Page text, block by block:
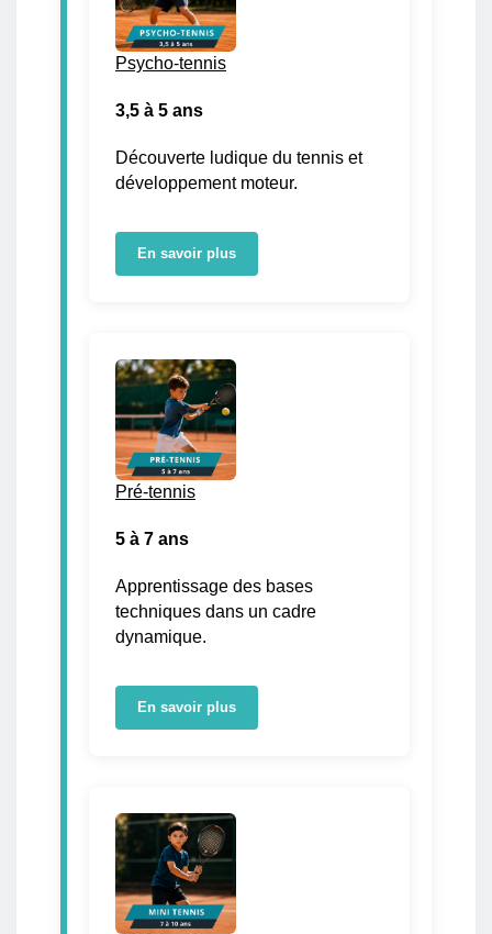
Psycho-tennis
3,5 à 5 ans
Découverte ludique du tennis et
développement moteur.
En savoir plus
Pré-tennis
5 à 7 ans
Apprentissage des bases
techniques dans un cadre
dynamique.
En savoir plus